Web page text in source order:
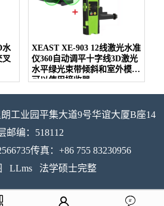
水
叉
XEAST XE-903 12线激光水准
仪360自动调平十字线3D激光
水平绿光束带倾斜和室外模式
可以使用接收器
工业园平集大道9号华谊大厦B座14
邮编：518112
传真：+86 755 83230956
LLms 法学硕士完整